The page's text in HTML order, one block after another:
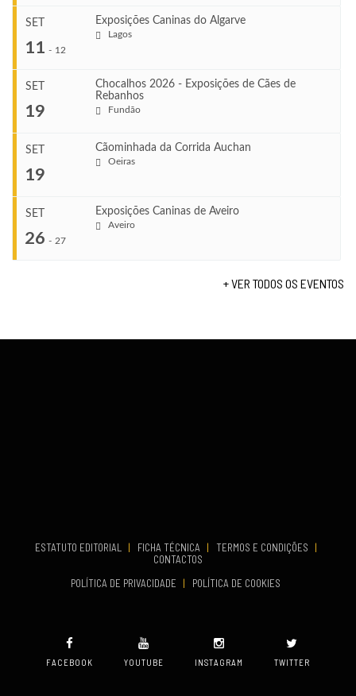
Ago 22, 2026
Ago 23, 2026
VENUE
SET
11 - 12
Exposições Caninas do Algarve
Lagos
Set 11, 2026
Set 12, 2026
VENUE
SET
19
Chocalhos 2026 - Exposições de Cães de
Rebanhos
Fundão
Set 19, 2026
SET
19
Cãominhada da Corrida Auchan
Oeiras
SET
26 - 27
Exposições Caninas de Aveiro
Aveiro
+ VER TODOS OS EVENTOS
ESTATUTO EDITORIAL | FICHA TÉCNICA | TERMOS E CONDIÇÕES
|
CONTACTOS
POLÍTICA DE PRIVACIDADE
| POLÍTICA DE COOKIES
FACEBOOK YOUTUBE INSTAGRAM TWITTER